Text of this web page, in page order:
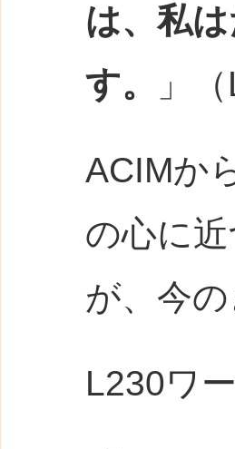
は、私
す。
」
ACIMか
の心に
が、今
L230ワ